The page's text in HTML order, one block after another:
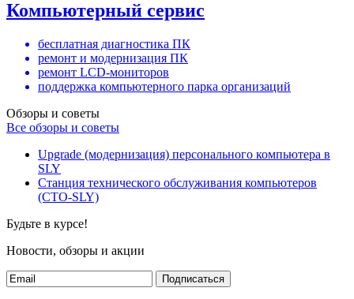
Компьютерный сервис
бесплатная диагностика ПК
ремонт и модернизация ПК
ремонт LCD-мониторов
поддержка компьютерного парка организаций
Обзоры и советы
Все обзоры и советы
Upgrade (модернизация) персонального компьютера в
SLY
Станция технического обслуживания компьютеров
(СТО-SLY)
Будьте в курсе!
Новости, обзоры и акции
Подписаться